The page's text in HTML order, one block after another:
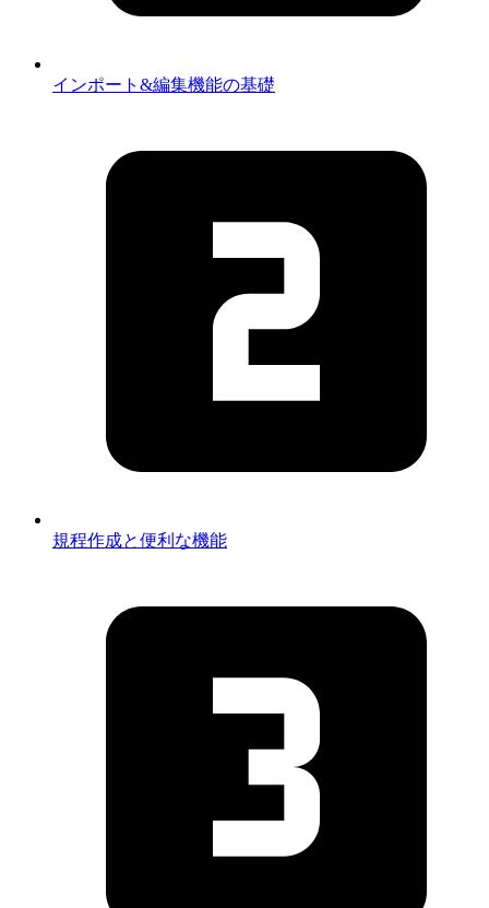
インポート&編集機能の基礎
規程作成と便利な機能